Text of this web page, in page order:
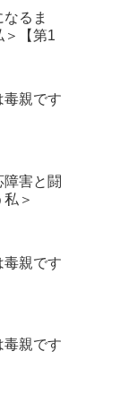
なるま
＞【第1
毒親です
障害と闘
＞
毒親です
毒親です